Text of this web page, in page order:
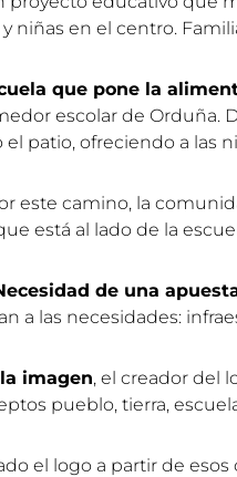
niñas en el centro.
que pone la
escolar de Orduña.
el patio, ofreciendo a las
este camino, la
está al lado de la
de una
a las necesidades:
imagen, el creador del
pueblo, tierra,
el logo a partir de